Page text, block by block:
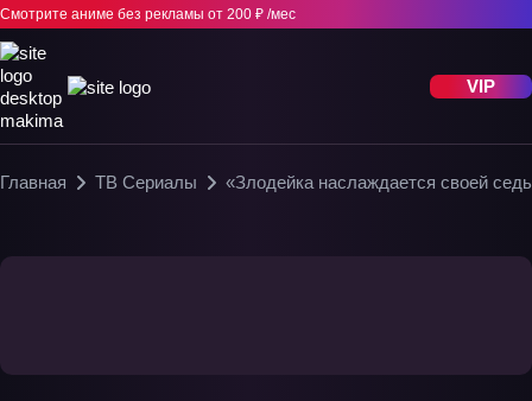
Смотрите аниме без рекламы от 200 ₽ /мес
VIP
Главная ТВ Сериалы «Злодейка наслаждается своей